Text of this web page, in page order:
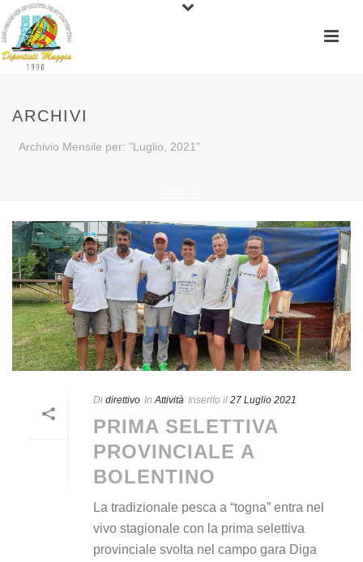
ARCHIVI
Archivio Mensile per: "Luglio, 2021"
Di direttivo In Attività Inserito il 27 Luglio 2021
PRIMA SELETTIVA
PROVINCIALE A
BOLENTINO
La tradizionale pesca a “togna” entra nel
vivo stagionale con la prima selettiva
provinciale svolta nel campo gara Diga